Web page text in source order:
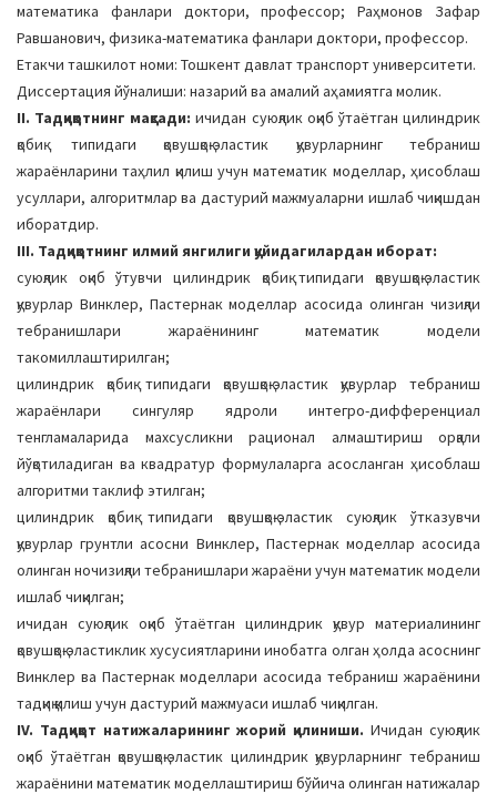
математика фанлари доктори, профессор; Раҳмонов Зафар
Равшанович, физика-математика фанлари доктори, профессор.
Етакчи ташкилот номи: Тошкент давлат транспорт университети.
Диссертация йўналиши: назарий ва амалий аҳамиятга молик.
II. Тадқиқотнинг мақсади: ичидан суюқлик оқиб ўтаётган цилиндрик
қобиқ типидаги қовушқоқ-эластик қувурларнинг тебраниш
жараёнларини таҳлил қилиш учун математик моделлар, ҳисоблаш
усуллари, алгоритмлар ва дастурий мажмуаларни ишлаб чиқишдан
иборатдир.
III. Тадқиқотнинг илмий янгилиги қуйидагилардан иборат:
суюқлик оқиб ўтувчи цилиндрик қобиқ типидаги қовушқоқ-эластик
қувурлар Винклер, Пастернак моделлар асосида олинган чизиқли
тебранишлари жараёнининг математик модели
такомиллаштирилган;
цилиндрик қобиқ типидаги қовушқоқ-эластик қувурлар тебраниш
жараёнлари сингуляр ядроли интегро-дифференциал
тенгламаларида махсусликни рационал алмаштириш орқали
йўқотиладиган ва квадратур формулаларга асосланган ҳисоблаш
алгоритми таклиф этилган;
цилиндрик қобиқ типидаги қовушқоқ-эластик суюқлик ўтказувчи
қувурлар грунтли асосни Винклер, Пастернак моделлар асосида
олинган ночизиқли тебранишлари жараёни учун математик модели
ишлаб чиқилган;
ичидан суюқлик оқиб ўтаётган цилиндрик қувур материалининг
қовушқоқ-эластиклик хусусиятларини инобатга олган ҳолда асоснинг
Винклер ва Пастернак моделлари асосида тебраниш жараёнини
тадқиқ қилиш учун дастурий мажмуаси ишлаб чиқилган.
IV. Тадқиқот натижаларининг жорий қилиниши. Ичидан суюқлик
оқиб ўтаётган қовушқоқ-эластик цилиндрик қувурларнинг тебраниш
жараёнини математик моделлаштириш бўйича олинган натижалар